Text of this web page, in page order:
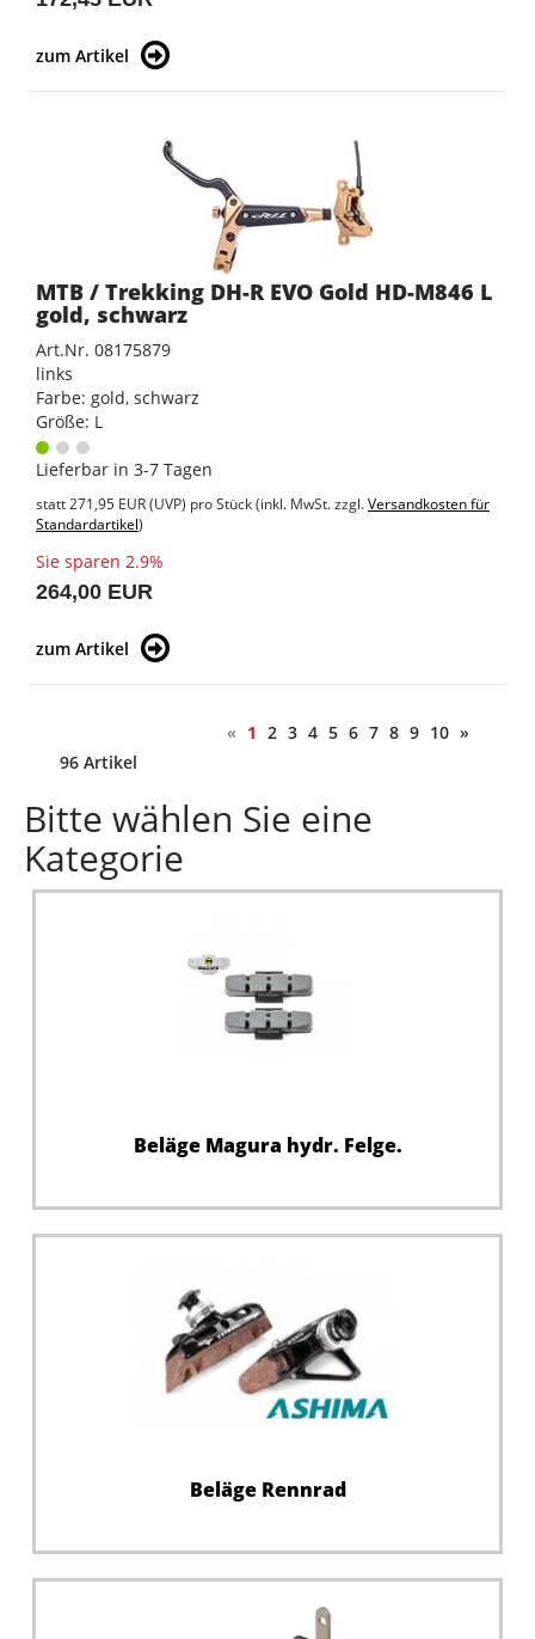
zum Artikel
MTB / Trekking DH-R EVO Gold HD-M846 L
gold, schwarz
Art.Nr. 08175879
links
Farbe: gold, schwarz
Größe: L
Lieferbar in 3-7 Tagen
statt271,95 EUR(UVP) pro Stück (inkl. MwSt. zzgl.Versandkosten für
Standardartikel)
Sie sparen 2.9%
264,00 EUR
zum Artikel
« 1 2 3 4 5 6 7 8 9 10 »
96 Artikel
Bitte wählen Sie eine
Kategorie
Beläge Magura hydr. Felge.
Beläge Rennrad